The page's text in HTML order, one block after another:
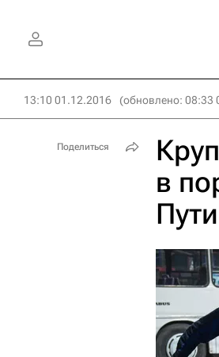
13:10 01.12.2016 (обновлено: 08:33
в
Поделиться